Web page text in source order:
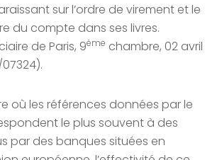
sur l’ordre de virement et le
du compte dans ses livres.
de Paris, 9ème chambre, 02 avril
07324).
où les références données par le
le plus souvent à des
par des banques situées en